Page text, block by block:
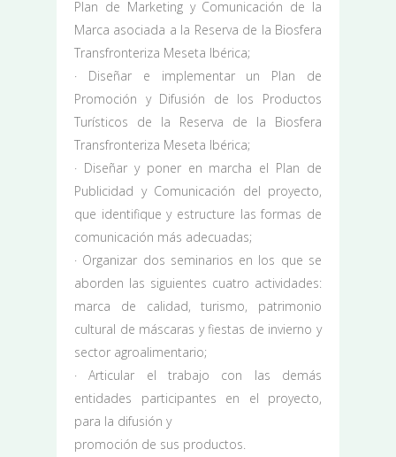
Plan de Marketing y Comunicación de la
Marca asociada a la Reserva de la Biosfera
Transfronteriza Meseta Ibérica;
· Diseñar e implementar un Plan de
Promoción y Difusión de los Productos
Turísticos de la Reserva de la Biosfera
Transfronteriza Meseta Ibérica;
· Diseñar y poner en marcha el Plan de
Publicidad y Comunicación del proyecto,
que identifique y estructure las formas de
comunicación más adecuadas;
· Organizar dos seminarios en los que se
aborden las siguientes cuatro actividades:
marca de calidad, turismo, patrimonio
cultural de máscaras y fiestas de invierno y
sector agroalimentario;
· Articular el trabajo con las demás
entidades participantes en el proyecto,
para la difusión y
promoción de sus productos.